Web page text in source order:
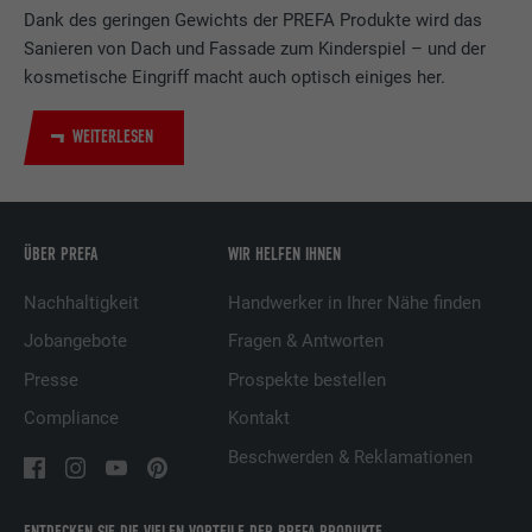
Dank des geringen Gewichts der PREFA Produkte wird das
Sanieren von Dach und Fassade zum Kinderspiel – und der
kosmetische Eingriff macht auch optisch einiges her.
WEITERLESEN
ÜBER PREFA
Nachhaltigkeit
Jobangebote
Presse
Compliance
WIR HELFEN IHNEN
Handwerker in Ihrer Nähe finden
Fragen & Antworten
Prospekte bestellen
Kontakt
Beschwerden & Reklamationen
Zweck
LinkedIn für die Verfolgung der
Verwendung von eingebetteten
Dienstleistungen.
Name UserMatchHistory
Zweck
mehreren Webseiten zu verfolgen, um
relevante Werbung basierend auf den
präsentieren.